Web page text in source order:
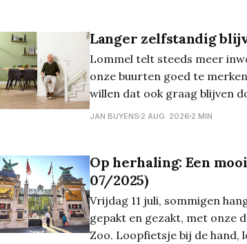
Langer zelfstandig
Lommel telt steeds meer
onze buurten goed te
willen dat ook graag blijven
die ze al jaren kennen. Toch
JAN BUYENS 2 AUG. 2026 2 MIN
Op herhaling: Een
07/2025)
Vrijdag 11 juli, sommigen
gepakt en gezakt, met onze
Zoo. Loopfietsje bij de hand,